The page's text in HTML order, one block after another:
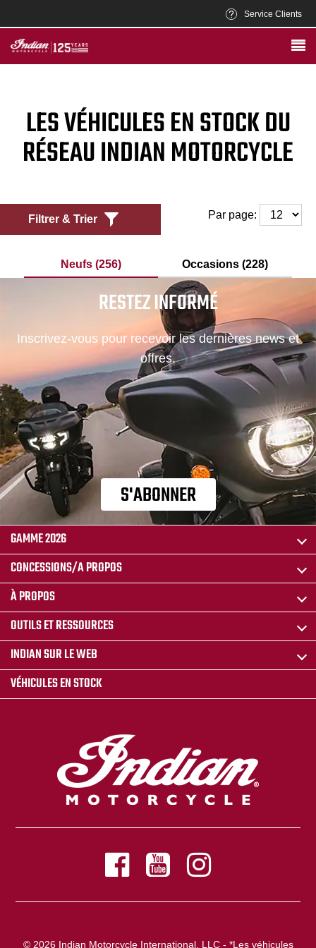
Service Clients
LES VÉHICULES EN STOCK DU
RÉSEAU INDIAN MOTORCYCLE
Filtrer & Trier Par page:
Neufs (256) Occasions (228)
RESTEZ INFORMÉ
Inscrivez-vous pour recevoir les dernières news et
offres.
S'ABONNER
GAMME 2026
CONCESSIONS/A PROPOS
À PROPOS
OUTILS ET RESSOURCES
INDIAN SUR LE WEB
VÉHICULES EN STOCK
© 2026 Indian Motorcycle International, LLC - *Les véhicules